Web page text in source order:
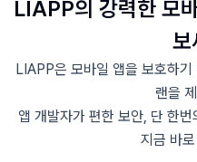
LIAPP의 강력한 모
보
LIAPP은 모바일 앱을 보호하
랜을
앱 개발자가 편한 보안, 단 한
지금 바